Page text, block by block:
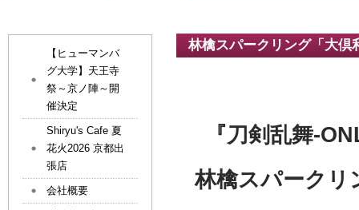
林檎スパークリング「大倶
『刀剣乱舞-
林檎スパークリ
【ヒューマンバ
グ大学】天王寺
祭～京ノ陣～開
催決定
Shiryu's Cafe 夏
花火2026 京都出
張店
会社概要